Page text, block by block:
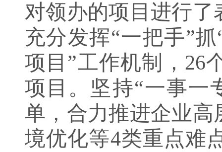
对领办的项目进行了
充分发挥“一把手”
项目 ”工作机制， 26
项目。坚持“一事一
单，合力推进企业
境优化等4类重点难